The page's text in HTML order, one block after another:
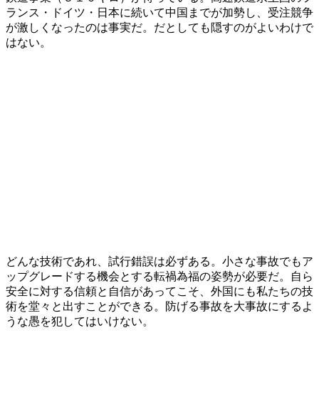
ランス・ドイツ・日本に続いて中国までが加勢し、受注競争
が激しくなったのは事実だ。だとしても隠すのがよいわけで
はない。
どんな技術であれ、試行錯誤は必ずある。小さな事故でもア
ップグレードする機会とする転禍為福の姿勢が必要だ。自ら
安全に対する信頼と自信があってこそ、外国にも私たちの技
術を堂々と出すことができる。防げる事故を大事故にするよ
うな愚を犯してはいけない。